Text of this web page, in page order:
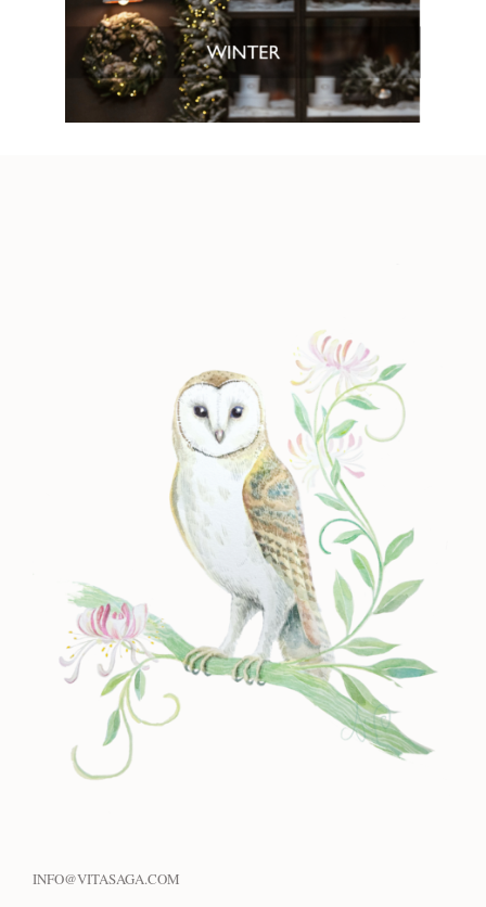
INFO@VITASAGA.COM